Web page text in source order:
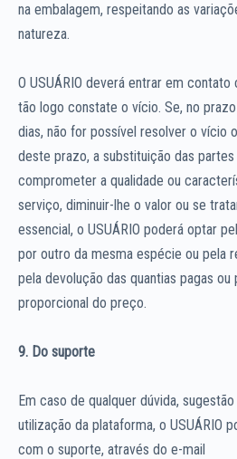
na embalagem, respeitando as
natureza.
O USUÁRIO deverá entrar em
tão logo constate o vício. Se, no
dias, não for possível resolver o vício
deste prazo, a substituição das
comprometer a qualidade ou
serviço, diminuir-lhe o valor ou se
essencial, o USUÁRIO poderá optar
por outro da mesma espécie ou pela
pela devolução das quantias pagas ou
proporcional do preço.
9. Do suporte
Em caso de qualquer dúvida,
utilização da plataforma, o USUÁRIO
com o suporte, através do e-mail